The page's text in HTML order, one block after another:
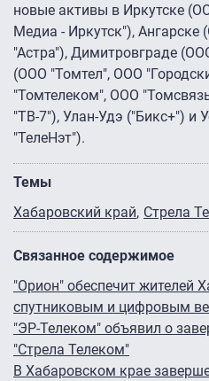
новые активы в Иркутске
Медиа - Иркутск"), Ангарске
"Астра"), Димитровграде
(ООО "Томтел", ООО
"Томтелеком", ООО
"ТВ-7"), Улан-Удэ ("Бикс+") и
"ТелеНэт").
Темы
Хабаровский край Стрела
Связанное содержимое
"Орион" обеспечит жителей
спутниковым и цифровым
"ЭР-Телеком" объявил о
"Стрела Телеком"
В Хабаровском крае